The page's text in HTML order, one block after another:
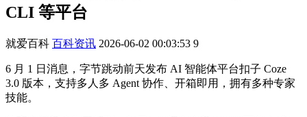
CLI 等平台
就爱百科 百科资讯 2026-06-02 00:03:53 9
6 月 1 日消息，字节跳动前天发布 AI 智能体平台扣子 Coze
3.0 版本，支持多人多 Agent 协作、开箱即用，拥有多种专家
技能。